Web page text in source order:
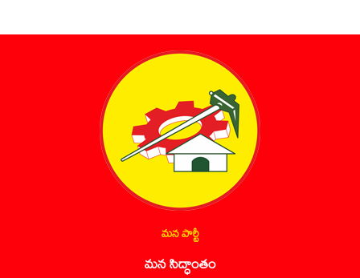
మన పార్టీ
మన సిద్ధాంతం